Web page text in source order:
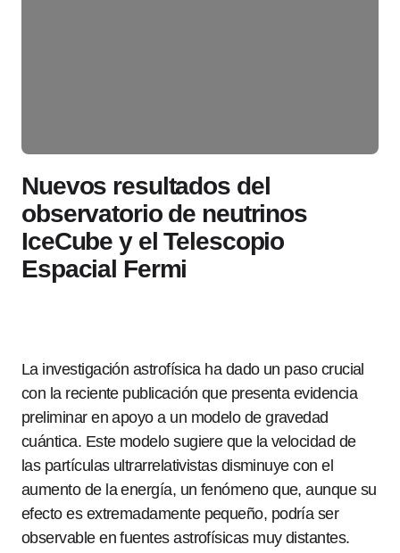
Nuevos resultados del
observatorio de neutrinos
IceCube y el Telescopio
Espacial Fermi
La investigación astrofísica ha dado un paso crucial
con la reciente publicación que presenta evidencia
preliminar en apoyo a un modelo de gravedad
cuántica. Este modelo sugiere que la velocidad de
las partículas ultrarrelativistas disminuye con el
aumento de la energía, un fenómeno que, aunque su
efecto es extremadamente pequeño, podría ser
observable en fuentes astrofísicas muy distantes.